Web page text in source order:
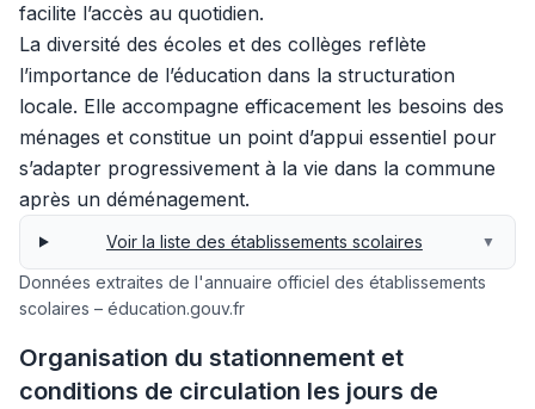
facilite l’accès au quotidien.
La diversité des écoles et des collèges reflète
l’importance de l’éducation dans la structuration
locale. Elle accompagne efficacement les besoins des
ménages et constitue un point d’appui essentiel pour
s’adapter progressivement à la vie dans la commune
après un déménagement.
Voir la liste des établissements scolaires ▼
Données extraites de l'annuaire officiel des établissements
scolaires – éducation.gouv.fr
Organisation du stationnement et
conditions de circulation les jours de